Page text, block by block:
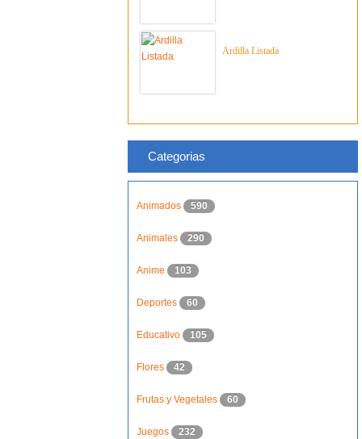
Ardilla Listada
Categorias
Animados 590
Animales 290
Anime 103
Deportes 60
Educativo 105
Flores 42
Frutas y Vegetales 60
Juegos 232